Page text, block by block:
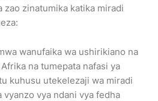
zao zinatumika katika miradi
wanufaika wa ushirikiano na
na tumepata nafasi ya
kuhusu utekelezaji wa miradi
vya ndani vya fedha